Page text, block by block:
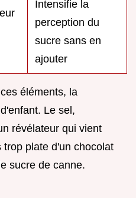
Intensifie la
perception du
sucre sans en
ajouter
éléments, la
Le sel,
révélateur qui vient
plate d'un chocolat
sucre de canne.